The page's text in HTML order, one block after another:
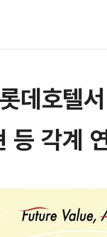
데호텔
등 각계